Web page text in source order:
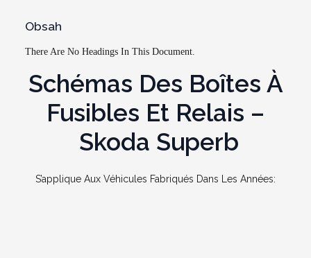
Obsah
There Are No Headings In This Document.
Schémas Des Boîtes À
Fusibles Et Relais –
Skoda Superb
S’applique Aux Véhicules Fabriqués Dans Les Années: